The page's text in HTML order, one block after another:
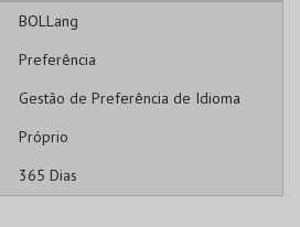
BOLLang
Preferência
Gestão de Preferência de Idioma
Próprio
365 Dias